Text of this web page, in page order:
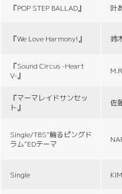
『POP STEP BALLAD』 叶
『We Love Harmony!』 鈴
『Sound Circus -Heart
V-』
『マーマレイドサンセッ
ト』
佐
Single/TBS“輪るピングド
ラム”EDテーマ
Single